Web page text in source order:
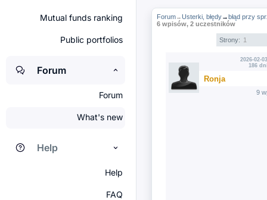
Mutual funds ranking
Public portfolios
Forum
Forum
What's new
Help
Help
FAQ
Forum→Usterki, błędy→błąd przy
6 wpisów, 2 uczestników
Strony: 1
2026-02-
186
Ronja
9